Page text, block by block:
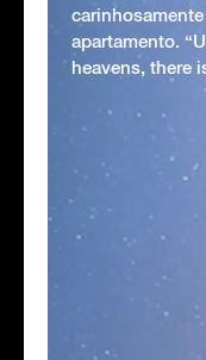
apartamento.
heavens, there